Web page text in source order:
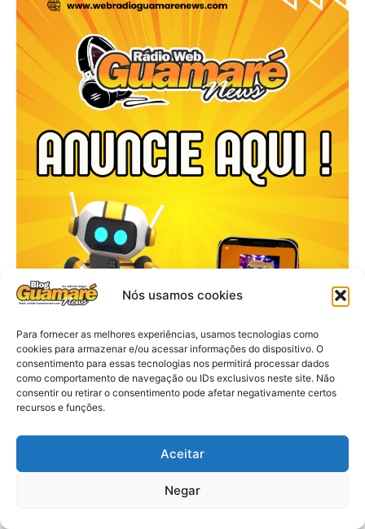
Nós usamos cookies
Para fornecer as melhores experiências, usamos tecnologias como
cookies para armazenar e/ou acessar informações do dispositivo. O
consentimento para essas tecnologias nos permitirá processar dados
como comportamento de navegação ou IDs exclusivos neste site. Não
consentir ou retirar o consentimento pode afetar negativamente certos
recursos e funções.
Aceitar
Negar